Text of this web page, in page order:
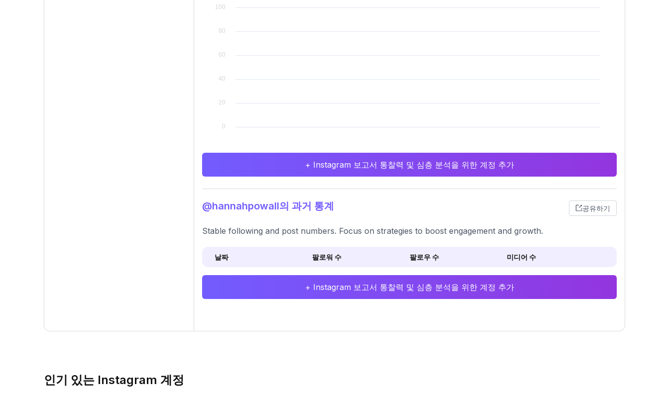
+ Instagram 보고서 통찰력 및 심층 분석을 위한 계정 추가
@hannahpowall의 과거 통계 공유하기
Stable following and post numbers. Focus on strategies to boost engagement and growth.
날짜 팔로워 수 팔로우 수 미디어 수
+ Instagram 보고서 통찰력 및 심층 분석을 위한 계정 추가
인기 있는 Instagram 계정